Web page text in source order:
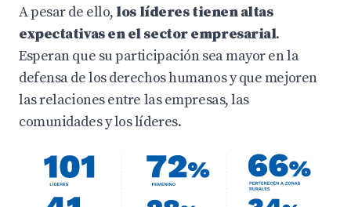
A pesar de ello, los líderes tienen altas
expectativas en el sector empresarial.
Esperan que su participación sea mayor en la
defensa de los derechos humanos y que mejoren
las relaciones entre las empresas, las
comunidades y los líderes.